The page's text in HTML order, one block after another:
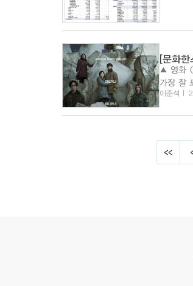
[문화
▲ 영화 <콘크리트 유토피
가장 잘
국 사회
이준석